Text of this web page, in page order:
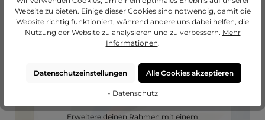
Passendes Passepartout?
Erweitere deinen Rahmen mit einem
Website zu bieten. Einige dieser Cookies sind notwendig, damit die
Website richtig funktioniert, während andere uns dabei helfen, die
Nutzung der Website zu analysieren und zu verbessern. Mehr
Informationen.
Datenschutzeinstellungen Alle Cookies akzeptieren
- Datenschutz